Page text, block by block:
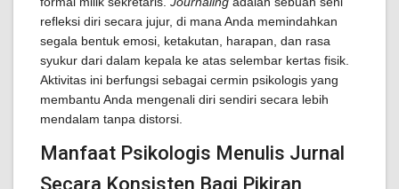
refleksi diri secara jujur, di mana Anda memindahkan
segala bentuk emosi, ketakutan, harapan, dan rasa
syukur dari dalam kepala ke atas selembar kertas fisik.
Aktivitas ini berfungsi sebagai cermin psikologis yang
membantu Anda mengenali diri sendiri secara lebih
mendalam tanpa distorsi.
Manfaat Psikologis Menulis Jurnal
Secara Konsisten Bagi Pikiran